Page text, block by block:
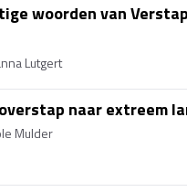
woorden van
Lutgert
naar extreem
Mulder